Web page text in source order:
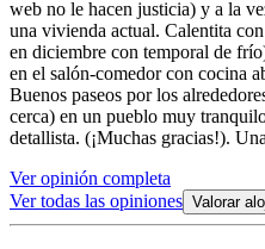
web no le hacen justicia) y a la
una vivienda actual. Calentita
en diciembre con temporal de
en el salón-comedor con cocina
Buenos paseos por los
cerca) en un pueblo muy
detallista. (¡Muchas gracias!).
Ver opinión completa
Ver todas las opiniones Valorar